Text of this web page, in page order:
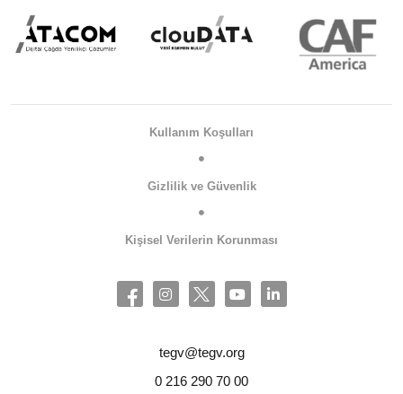
Kullanım Koşulları
Gizlilik ve Güvenlik
Kişisel Verilerin Korunması
tegv@tegv.org
0 216 290 70 00